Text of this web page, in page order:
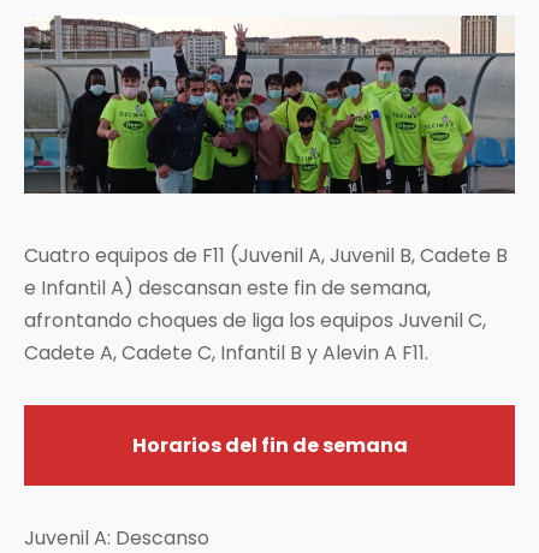
Cuatro equipos de F11 (Juvenil A, Juvenil B, Cadete B
e Infantil A) descansan este fin de semana,
afrontando choques de liga los equipos Juvenil C,
Cadete A, Cadete C, Infantil B y Alevin A F11.
Horarios del fin de semana
Juvenil A: Descanso